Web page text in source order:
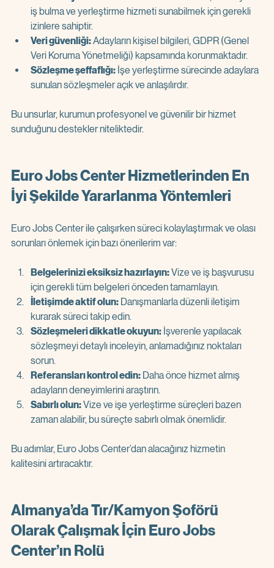
iş bulma ve yerleştirme hizmeti sunabilmek için gerekli
izinlere sahiptir.
Veri güvenliği: Adayların kişisel bilgileri, GDPR (Genel
Veri Koruma Yönetmeliği) kapsamında korunmaktadır.
Sözleşme şeffaflığı: İşe yerleştirme sürecinde adaylara
sunulan sözleşmeler açık ve anlaşılırdır.
Bu unsurlar, kurumun profesyonel ve güvenilir bir hizmet
sunduğunu destekler niteliktedir.
Euro Jobs Center Hizmetlerinden En
İyi Şekilde Yararlanma Yöntemleri
Euro Jobs Center ile çalışırken süreci kolaylaştırmak ve olası
sorunları önlemek için bazı önerilerim var:
Belgelerinizi eksiksiz hazırlayın: Vize ve iş başvurusu
için gerekli tüm belgeleri önceden tamamlayın.
İletişimde aktif olun: Danışmanlarla düzenli iletişim
kurarak süreci takip edin.
Sözleşmeleri dikkatle okuyun: İşverenle yapılacak
sözleşmeyi detaylı inceleyin, anlamadığınız noktaları
sorun.
Referansları kontrol edin: Daha önce hizmet almış
adayların deneyimlerini araştırın.
Sabırlı olun: Vize ve işe yerleştirme süreçleri bazen
zaman alabilir, bu süreçte sabırlı olmak önemlidir.
Bu adımlar, Euro Jobs Center’dan alacağınız hizmetin
kalitesini artıracaktır.
Almanya’da Tır/Kamyon Şoförü
Olarak Çalışmak İçin Euro Jobs
Center’ın Rolü